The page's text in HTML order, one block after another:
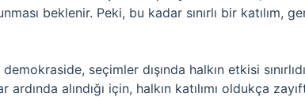
beklenir. Peki, bu kadar sınırlı bir katılım,
demokraside, seçimler dışında halkın etkisi
ardında alındığı için, halkın katılımı oldukça